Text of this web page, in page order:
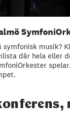
symfonisk musik?
där hela eller